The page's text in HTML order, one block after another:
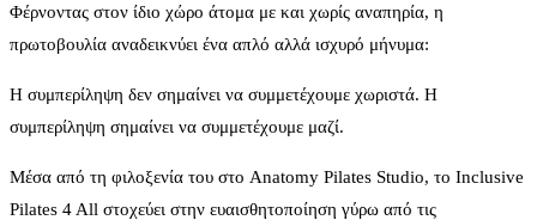
Φέρνοντας στον ίδιο χώρο άτομα με και χωρίς αναπηρία, η
πρωτοβουλία αναδεικνύει ένα απλό αλλά ισχυρό μήνυμα:
Η συμπερίληψη δεν σημαίνει να συμμετέχουμε χωριστά. Η
συμπερίληψη σημαίνει να συμμετέχουμε μαζί.
Μέσα από τη φιλοξενία του στο Anatomy Pilates Studio, το Inclusive
Pilates 4 All στοχεύει στην ευαισθητοποίηση γύρω από τις